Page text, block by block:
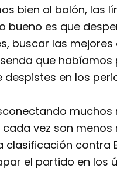
bien al balón, las
bueno es que
buscar las
que
despistes en los
vez son
clasificación contra
el partido en los